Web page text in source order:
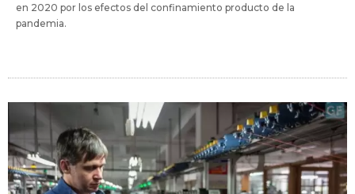
en 2020 por los efectos del confinamiento producto de la
pandemia.